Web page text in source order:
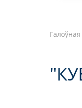
Галоўная